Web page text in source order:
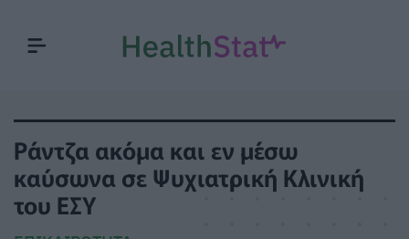
Ράντζα ακόμα και εν μέσω
καύσωνα σε Ψυχιατρική Κλινική
του ΕΣΥ